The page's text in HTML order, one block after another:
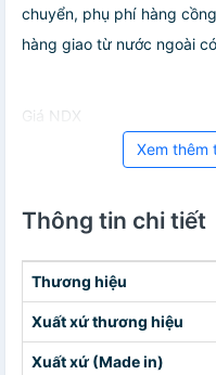
chuyển, phụ phí hàng
hàng giao từ nước ngoài
Giá NDX
Xem thêm
Thông tin chi tiết
Thương hiệu
Xuất xứ thương hiệu
Xuất xứ (Made in)